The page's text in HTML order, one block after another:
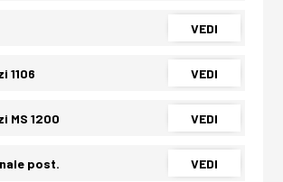
VEDI
1106 VEDI
MS 1200 VEDI
post. VEDI